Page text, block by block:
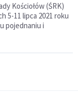
Kościołów (ŚRK)
5-11 lipca 2021 roku
pojednaniu i